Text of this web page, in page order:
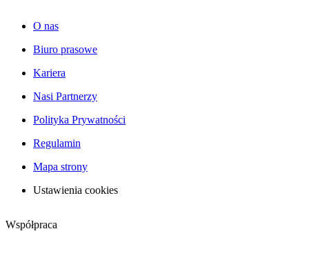
O nas
Biuro prasowe
Kariera
Nasi Partnerzy
Polityka Prywatności
Regulamin
Mapa strony
Ustawienia cookies
Współpraca